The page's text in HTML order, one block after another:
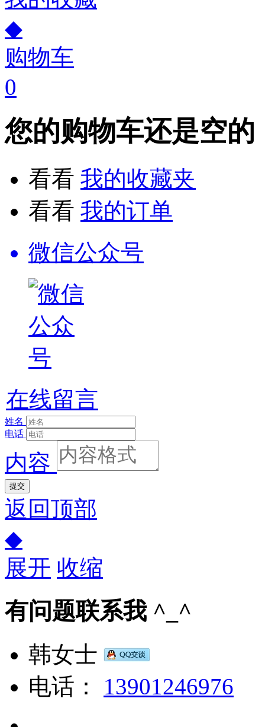
◆
购物车
0
您的购物车还是空的
看看 我的收藏夹
看看 我的订单
微信公众号
在线留言
姓名
电话
内容
提交
返回顶部
◆
展开 收缩
有问题联系我 ^_^
韩女士
电话：
13901246976